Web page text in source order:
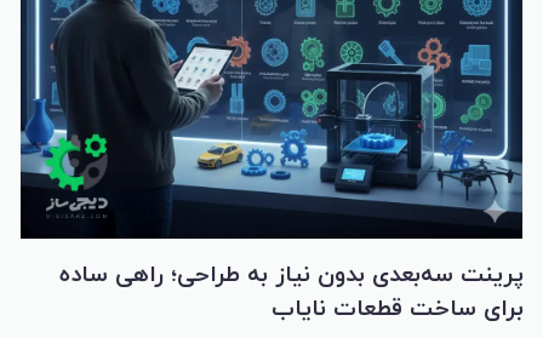
پرینت سه‌بعدی بدون نیاز به طراحی؛ راهی ساده
برای ساخت قطعات نایاب